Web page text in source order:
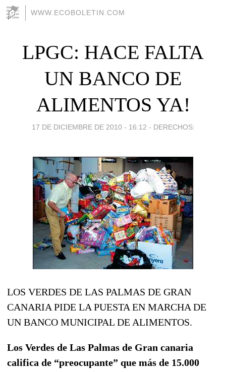
WWW.ECOBOLETIN.COM
LPGC: HACE FALTA
UN BANCO DE
ALIMENTOS YA!
17 DE DICIEMBRE DE 2010 - 16:12 - DERECHOS:
LOS VERDES DE LAS PALMAS DE GRAN
CANARIA PIDE LA PUESTA EN MARCHA DE
UN BANCO MUNICIPAL DE ALIMENTOS.
Los Verdes de Las Palmas de Gran canaria
califica de “preocupante” que más de 15.000